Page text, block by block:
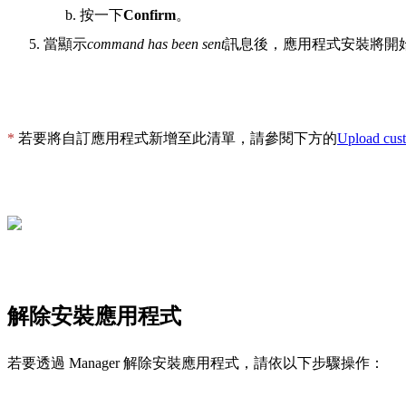
按一下Confirm。
當顯示command has been sent訊息後，應用程式安裝將開
* 若要將自訂應用程式新增至此清單，請參閱下方的Upload
解除安裝應用程式
若要透過 Manager 解除安裝應用程式，請依以下步驟操作：